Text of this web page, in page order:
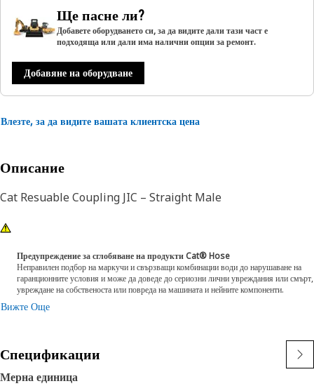
Ще пасне ли?
Добавете оборудването си, за да видите дали тази част е
подходяща или дали има налични опции за ремонт.
Добавяне на оборудване
Влезте, за да видите вашата клиентска цена
Описание
Cat Resuable Coupling JIC – Straight Male
Предупреждение за сглобяване на продукти Cat® Hose
Неправилен подбор на маркучи и свързващи комбинации води до нарушаване на
гаранционните условия и може да доведе до сериозни лични увреждания или смърт,
увреждане на собственоста или повреда на машината и нейните компоненти.
Вижте Още
Спецификации
Мерна единица